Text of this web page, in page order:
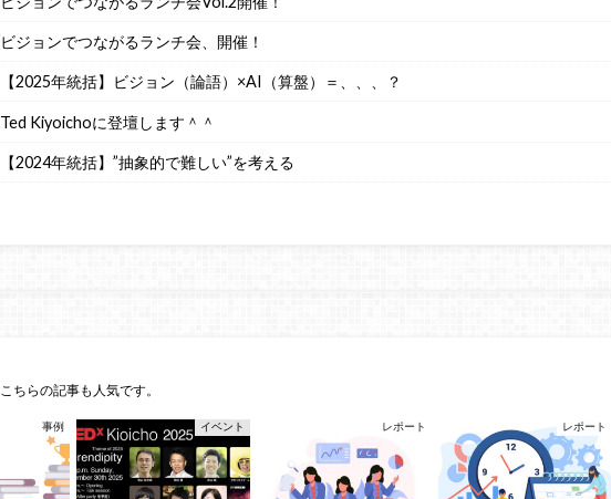
ビジョンでつながるランチ会、開催！
【2025年統括】ビジョン（論語）×AI（算盤）＝、、、？
Ted Kiyoichoに登壇します＾＾
【2024年統括】”抽象的で難しい”を考える
こちらの記事も人気です。
事例 イベント レポート レポート